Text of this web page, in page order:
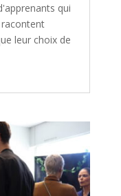
qui
leur choix de